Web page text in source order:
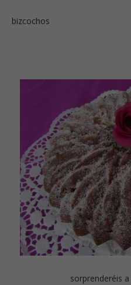
diferente
bizcochos
sorprenderéis a las